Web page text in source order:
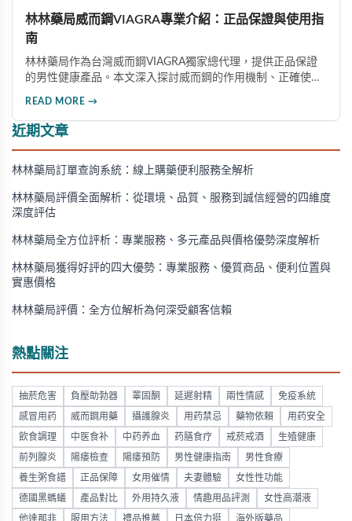
林林藥局威而鋼VIAGRA專業介紹：正品保證與使用指
南
林林藥局作為台灣威而鋼VIAGRA獨家總代理，提供正品保證
的男性健康產品。本文深入探討威而鋼的作用機制、正確使用
擇。
READ MORE →
近期文章
林林藥局訂單查詢系統：線上購藥便利服務全解析
林林藥局評價全面解析：從環境、品質、服務到誠信經營的四維度
深度評估
林林藥局全方位評析：專業服務、多元產品與價格優勢深度解析
林林藥局獲得好評的四大優勢：專業服務、優質商品、便利位置與
實惠價格
林林藥局評價：全方位解析為何深受顧客信賴
熱點關注
抽菸危害 負壓助勃器 睪固酮 延遲射精 兩性情感 免疫系統
感冒用药 威而鋼用藥 攝護腺炎 用药禁忌 藥物依賴 用药安全
飲食調理 中医食补 中药养血 药膳食疗 戒菸戒酒 生殖健康
前列腺炎 陽痿檢查 陽痿預防 男性健康指南 男性食療
養生粥食譜 正品保障 女用催情 夫妻體驗 女性性功能
德國黑螞蟻 產品對比 外用持久液 情趣用品評測 女性高潮液
他達那非 服用方法 禮品推薦 日本倍力挺 海外版藥品